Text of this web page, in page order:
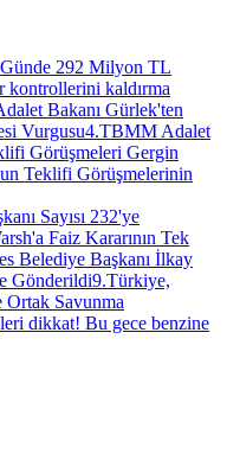
Günde 292 Milyon TL
kontrollerini kaldırma
Bakanı Gürlek'ten
Vurgusu4.TBMM Adalet
Görüşmeleri Gergin
Teklifi Görüşmelerinin
Sayısı 232'ye
Faiz Kararının Tek
Belediye Başkanı İlkay
Gönderildi9.Türkiye,
Ortak Savunma
dikkat! Bu gece benzine